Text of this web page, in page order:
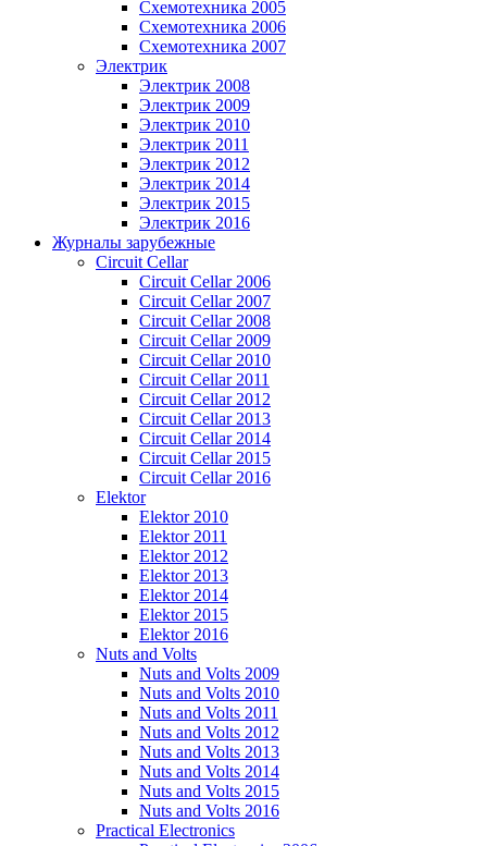
Схемотехника 2005
Схемотехника 2006
Схемотехника 2007
Электрик
Электрик 2008
Электрик 2009
Электрик 2010
Электрик 2011
Электрик 2012
Электрик 2014
Электрик 2015
Электрик 2016
Журналы зарубежные
Circuit Cellar
Circuit Cellar 2006
Circuit Cellar 2007
Circuit Cellar 2008
Circuit Cellar 2009
Circuit Cellar 2010
Circuit Cellar 2011
Circuit Cellar 2012
Circuit Cellar 2013
Circuit Cellar 2014
Circuit Cellar 2015
Circuit Cellar 2016
Elektor
Elektor 2010
Elektor 2011
Elektor 2012
Elektor 2013
Elektor 2014
Elektor 2015
Elektor 2016
Nuts and Volts
Nuts and Volts 2009
Nuts and Volts 2010
Nuts and Volts 2011
Nuts and Volts 2012
Nuts and Volts 2013
Nuts and Volts 2014
Nuts and Volts 2015
Nuts and Volts 2016
Practical Electronics